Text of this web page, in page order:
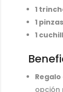
1
1 pinzas
1
opción